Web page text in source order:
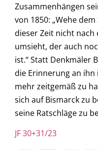
Zusammenhängen
von 1850: „Wehe
dieser Zeit nicht nach
umsieht, der auch
ist.“ Statt Denkmäler
die Erinnerung an
mehr zeitgemäß zu
sich auf Bismarck zu
seine Ratschläge zu
JF 30+31/23